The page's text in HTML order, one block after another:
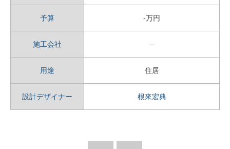
予算 -万円
施工会社 –
用途 住居
設計デザイナー 根來宏典